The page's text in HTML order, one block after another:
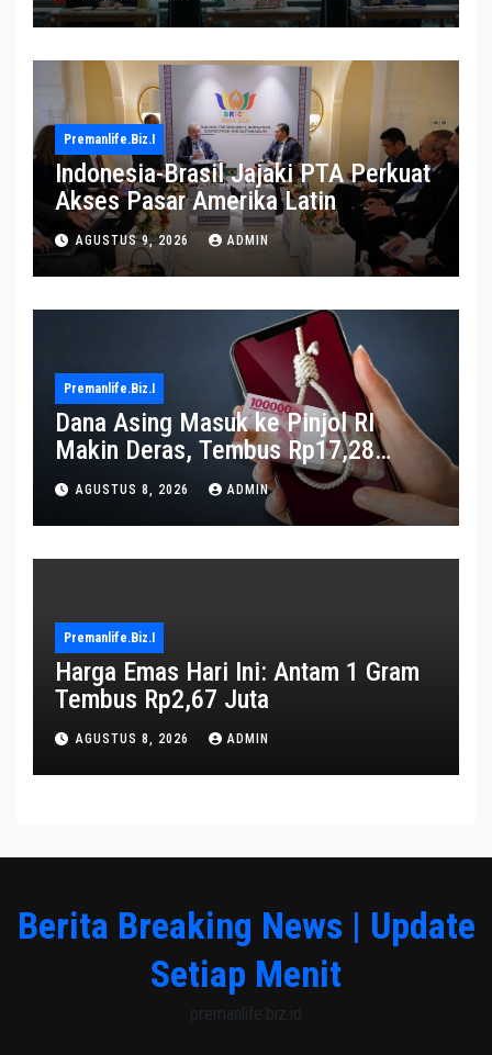
Premanlife.biz.i
Indonesia-Brasil Jajaki PTA Perkuat
Akses Pasar Amerika Latin
AGUSTUS 9, 2026 ADMIN
Premanlife.biz.i
Dana Asing Masuk ke Pinjol RI
Makin Deras, Tembus Rp17,28
Triliun per Juni 2026
AGUSTUS 8, 2026 ADMIN
Premanlife.biz.i
Harga Emas Hari Ini: Antam 1 Gram
Tembus Rp2,67 Juta
AGUSTUS 8, 2026 ADMIN
Berita Breaking News | Update
Setiap Menit
premanlife.biz.id